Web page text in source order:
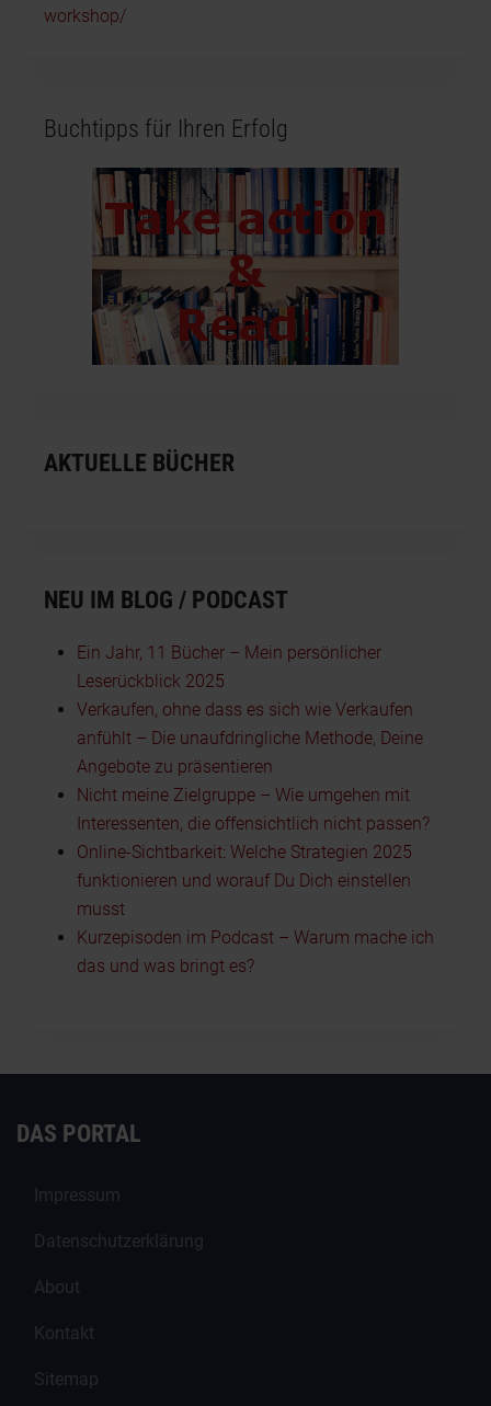
workshop/
Buchtipps für Ihren Erfolg
AKTUELLE BÜCHER
NEU IM BLOG / PODCAST
Ein Jahr, 11 Bücher – Mein persönlicher
Leserückblick 2025
Verkaufen, ohne dass es sich wie Verkaufen
anfühlt – Die unaufdringliche Methode, Deine
Angebote zu präsentieren
Nicht meine Zielgruppe – Wie umgehen mit
Interessenten, die offensichtlich nicht passen?
Online-Sichtbarkeit: Welche Strategien 2025
funktionieren und worauf Du Dich einstellen
musst
Kurzepisoden im Podcast – Warum mache ich
das und was bringt es?
DAS PORTAL
Impressum
Datenschutzerklärung
About
Kontakt
Sitemap